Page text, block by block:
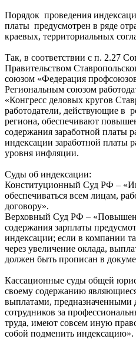
Порядок проведения
платы предусмотрен в ряде
краевых, территориальных
Так, в соответствии с п. 2.27
Правительством
союзом «Федерация
Региональным союзом
«Конгресс деловых кругов
работодатели, действующие в
региона, обеспечивают
содержания заработной платы
индексации заработной платы
уровня инфляции.
Суды об индексации:
Конституционный Суд РФ –
обеспечиваться всем лицам,
договору».
Верховный Суд РФ –
содержания зарплаты
индексации; если в компании
через увеличение оклада,
должен быть прописан в
Кассационные суды общей
своему содержанию
выплатами, предназначенными
сотрудников за
труда, имеют совсем иную
собой подменить индексацию».